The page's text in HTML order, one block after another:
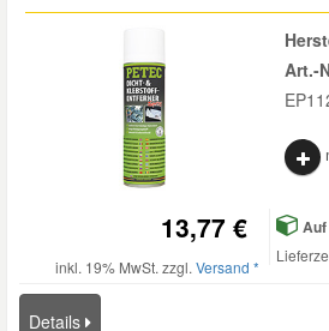
Art.-
13,77 €
inkl. 19% MwSt. zzgl. Versand *
Details